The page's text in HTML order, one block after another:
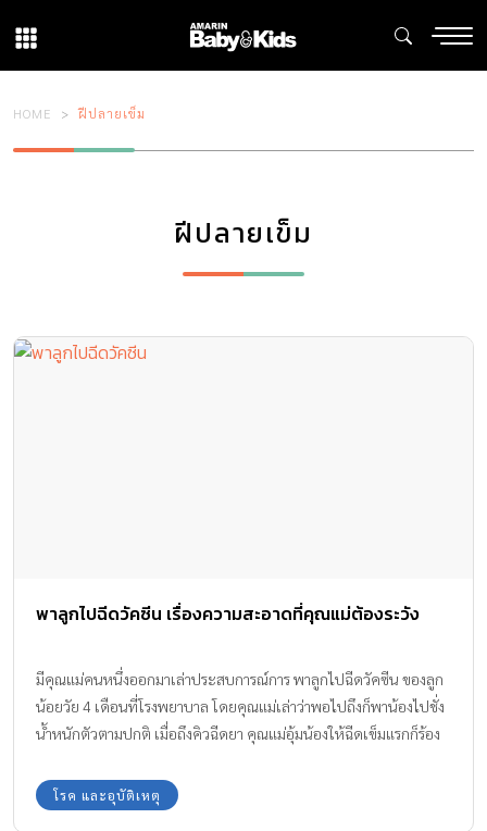
HOME ฝีปลายเข็ม
ฝีปลายเข็ม
พาลูกไปฉีดวัคซีน เรื่องความสะอาดที่คุณแม่ต้องระวัง
มีคุณแม่คนหนึ่งออกมาเล่าประสบการณ์การ พาลูกไปฉีดวัคซีน ของลูก
น้อยวัย 4 เดือนที่โรงพยาบาล โดยคุณแม่เล่าว่าพอไปถึงก็พาน้องไปชั่ง
น้ำหนักตัวตามปกติ เมื่อถึงคิวฉีดยา คุณแม่อุ้มน้องให้ฉีดเข็มแรกก็ร้อง
โรค และอุบัติเหตุ